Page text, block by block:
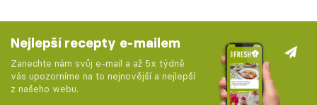
Nejlepší recepty e-mailem
Zanechte nám svůj e-mail a až 5x týdně
vás upozorníme na to nejnovější a nejlepší
z našeho webu.